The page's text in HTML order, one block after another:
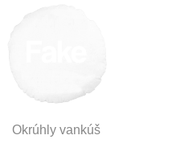
Okrúhly vankúš